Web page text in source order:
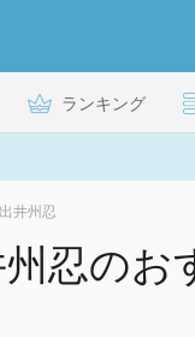
ランキング
出井州忍
州忍のお